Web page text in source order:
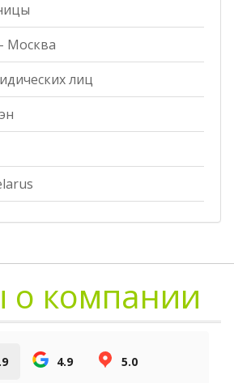
Москва
лиц
о компании
4.9 5.0